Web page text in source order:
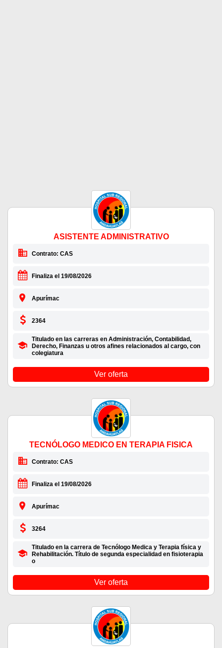
ASISTENTE ADMINISTRATIVO
Contrato: CAS
Finaliza el 19/08/2026
Apurímac
2364
Titulado en las carreras en Administración, Contabilidad,
Derecho, Finanzas u otros afines relacionados al cargo, con
colegiatura
Ver oferta
TECNÓLOGO MEDICO EN TERAPIA FISICA
Contrato: CAS
Finaliza el 19/08/2026
Apurímac
3264
Titulado en la carrera de Tecnólogo Medica y Terapia física y
Rehabilitación. Título de segunda especialidad en fisioterapia
o
Ver oferta